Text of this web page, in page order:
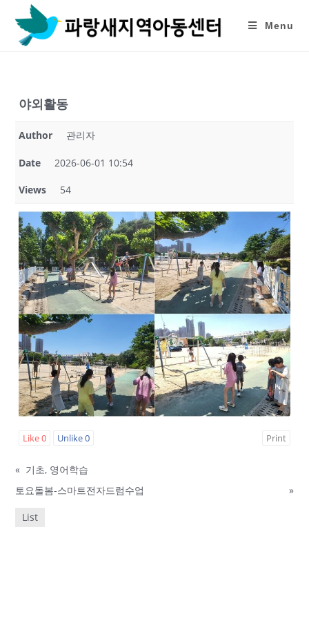
content
Menu
야외활동
Author 관리자
Date 2026-06-01 10:54
Views 54
Like0 Unlike0 Print
« 기초, 영어학습
토요돌봄-스마트전자드럼수업
»
List